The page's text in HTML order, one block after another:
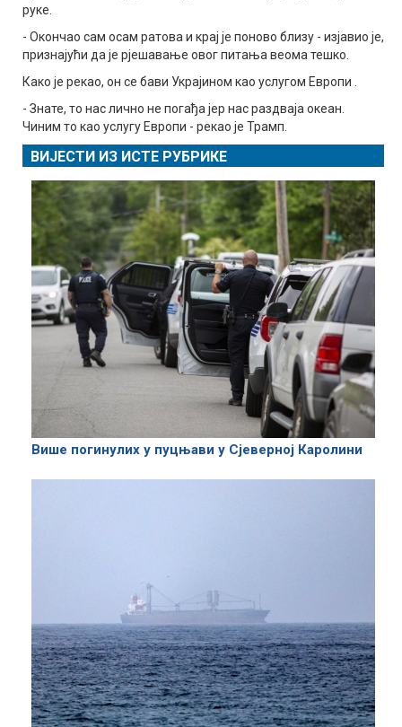
руке.
- Окончао сам осам ратова и крај је поново близу - изјавио је,
признајући да је рјешавање овог питања веома тешко.
Како је рекао, он се бави Украјином као услугом Европи .
- Знате, то нас лично не погађа јер нас раздваја океан.
Чиним то као услугу Европи - рекао је Трамп.
ВИЈЕСТИ ИЗ ИСТЕ РУБРИКЕ
Више погинулих у пуцњави у Сјеверној Каролини